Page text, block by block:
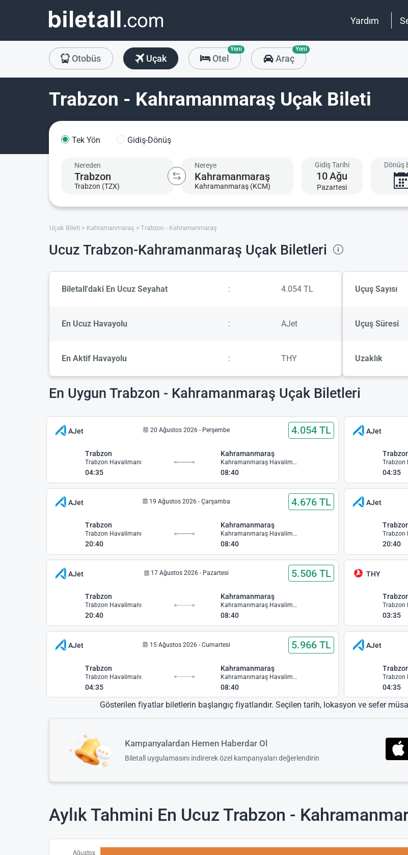
Yardım
Otobüs Uçak Otel
Yeni
Araç
Yeni
Trabzon - Kahramanmaraş Uçak Bileti
Tek Yön Gidiş-Dönüş
Nereden
Trabzon (TZX)
Nereye
Kahramanmaraş (KCM)
Gidiş Tarihi
10Ağu
Pazartesi
Dönüş
Uçak Bileti Kahramanmaraş Trabzon - Kahramanmaraş
Ucuz Trabzon-Kahramanmaraş Uçak Biletleri
Biletall'daki En Ucuz Seyahat : 4.054 TL
En Ucuz Havayolu : AJet
En Aktif Havayolu : THY
Uçuş Sayısı
Uçuş Süresi
Uzaklık
En Uygun Trabzon - Kahramanmaraş Uçak Biletleri
AJet 20 Ağustos 2026 - Perşembe 4.054 TL
Trabzon
Trabzon Havalimanı
04:35
Kahramanmaraş
Kahramanmaraş Havalimanı
08:40
AJet
Trabzon
04:35
AJet 19 Ağustos 2026 - Çarşamba 4.676 TL
Trabzon
Trabzon Havalimanı
20:40
Kahramanmaraş
Kahramanmaraş Havalimanı
08:40
AJet
Trabzon
20:40
AJet 17 Ağustos 2026 - Pazartesi 5.506 TL
Trabzon
Trabzon Havalimanı
20:40
Kahramanmaraş
Kahramanmaraş Havalimanı
08:40
THY
Trabzon
03:35
AJet 15 Ağustos 2026 - Cumartesi 5.966 TL
Trabzon
Trabzon Havalimanı
04:35
Kahramanmaraş
Kahramanmaraş Havalimanı
08:40
AJet
Trabzon
04:35
Gösterilen fiyatlar biletlerin başlangıç fiyatlarıdır. Seçilen tarih, lokasyon ve sefer
Kampanyalardan Hemen Haberdar Ol
Biletall uygulamasını indirerek özel kampanyaları değerlendirin
Aylık Tahmini En Ucuz Trabzon -